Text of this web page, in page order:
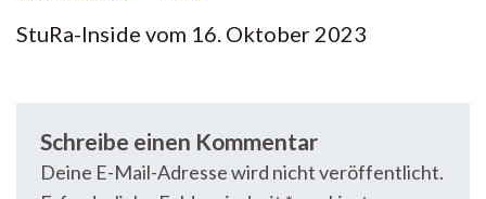
StuRa-Inside vom 16. Oktober 2023
Schreibe einen Kommentar
Deine E-Mail-Adresse wird nicht veröffentlicht.